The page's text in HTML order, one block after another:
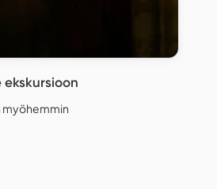
myöhemmin